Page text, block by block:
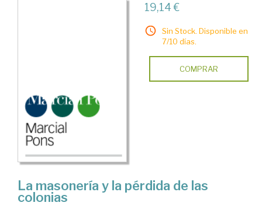
19,14 €
Sin Stock. Disponible en
7/10 días.
COMPRAR
La masonería y la pérdida de las
colonias